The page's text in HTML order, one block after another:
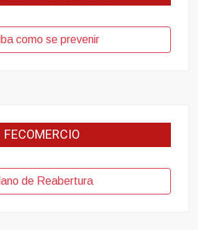
como se prevenir
FECOMERCIO
de Reabertura